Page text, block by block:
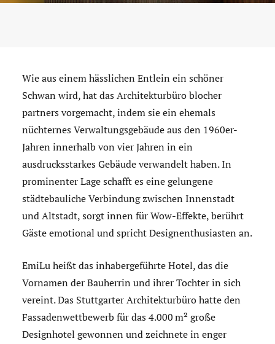
Wie aus einem hässlichen Entlein ein schöner
Schwan wird, hat das Architekturbüro blocher
partners vorgemacht, indem sie ein ehemals
nüchternes Verwaltungsgebäude aus den 1960er-
Jahren innerhalb von vier Jahren in ein
ausdrucksstarkes Gebäude verwandelt haben. In
prominenter Lage schafft es eine gelungene
städtebauliche Verbindung zwischen Innenstadt
und Altstadt, sorgt innen für Wow-Effekte, berührt
Gäste emotional und spricht Design­enthusiasten an.
EmiLu heißt das inhabergeführte Hotel, das die
Vornamen der Bauherrin und ihrer Tochter in sich
vereint. Das Stuttgarter Architekturbüro hatte den
Fassadenwettbewerb für das 4.000 m² große
Designhotel gewonnen und zeichnete in enger